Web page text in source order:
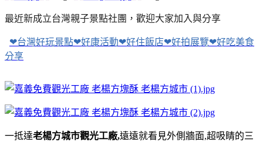
最近新成立台灣親子景點社團，歡迎大家加入與分享
❤台灣好玩景點❤好康活動❤好住飯店❤好拍展覽❤好吃美食
分享
一抵達老楊方城市觀光工廠,遠遠就看見外側牆面,超吸睛的三